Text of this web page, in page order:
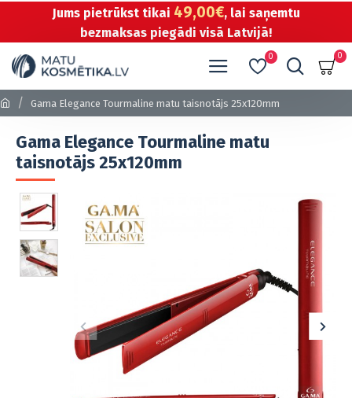
Jums pietrūkst tikai 49,00€, lai saņemtu
bezmaksas piegādi visā Latvijā!
0 0
Gama Elegance Tourmaline matu taisnotājs 25x120mm
Gama Elegance Tourmaline matu
taisnotājs 25x120mm